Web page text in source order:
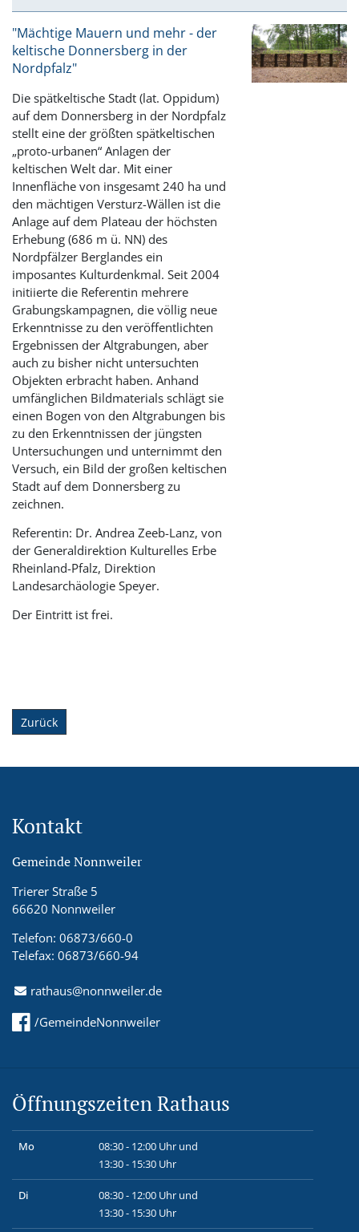
"Mächtige Mauern und mehr - der
keltische Donnersberg in der
Nordpfalz"
Die spätkeltische Stadt (lat. Oppidum)
auf dem Donnersberg in der Nordpfalz
stellt eine der größten spätkeltischen
„proto-urbanen“ Anlagen der
keltischen Welt dar. Mit einer
Innenfläche von insgesamt 240 ha und
den mächtigen Versturz-Wällen ist die
Anlage auf dem Plateau der höchsten
Erhebung (686 m ü. NN) des
Nordpfälzer Berglandes ein
imposantes Kulturdenkmal. Seit 2004
initiierte die Referentin mehrere
Grabungskampagnen, die völlig neue
Erkenntnisse zu den veröffentlichten
Ergebnissen der Altgrabungen, aber
auch zu bisher nicht untersuchten
Objekten erbracht haben. Anhand
umfänglichen Bildmaterials schlägt sie
einen Bogen von den Altgrabungen bis
zu den Erkenntnissen der jüngsten
Untersuchungen und unternimmt den
Versuch, ein Bild der großen keltischen
Stadt auf dem Donnersberg zu
zeichnen.
Referentin: Dr. Andrea Zeeb-Lanz, von
der Generaldirektion Kulturelles Erbe
Rheinland-Pfalz, Direktion
Landesarchäologie Speyer.
Der Eintritt ist frei.
Zurück
Kontakt
Gemeinde Nonnweiler
Trierer Straße 5
66620 Nonnweiler
Telefon: 06873/660-0
Telefax: 06873/660-94
rathaus@nonnweiler.de
/GemeindeNonnweiler
Öffnungszeiten Rathaus
Mo
08:30 - 12:00 Uhr und
13:30 - 15:30 Uhr
Di
08:30 - 12:00 Uhr und
13:30 - 15:30 Uhr